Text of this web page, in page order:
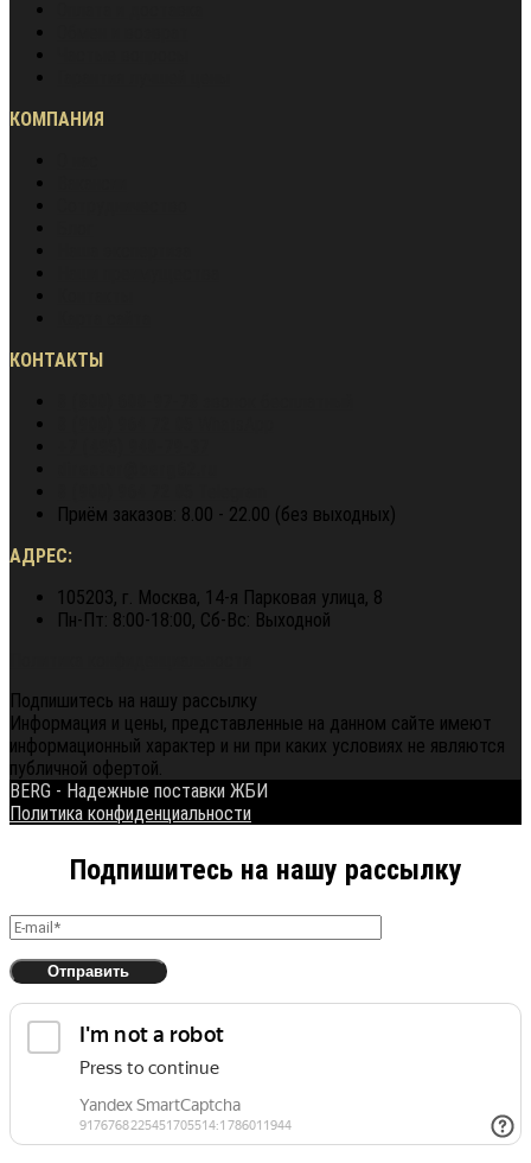
КОМПАНИЯ
КОНТАКТЫ
Приём заказов: 8.00 - 22.00 (без выходных)
АДРЕС:
105203, г. Москва, 14-я Парковая улица, 8
Пн-Пт: 8:00-18:00, Сб-Вс: Выходной
Подпишитесь на нашу рассылку
Информация и цены, представленные на данном сайте имеют
информационный характер и ни при каких условиях не являются
публичной офертой.
BERG - Надежные поставки ЖБИ
Политика конфиденциальности
Подпишитесь на нашу рассылку